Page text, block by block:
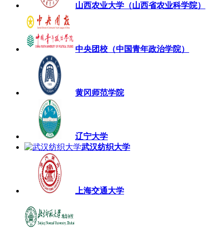
山西农业大学（山西省农业科学院）
中央团校（中国青年政治学院）
黄冈师范学院
辽宁大学
武汉纺织大学
上海交通大学